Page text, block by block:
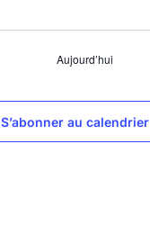
Aujourd’hui
S’abonner au calendrier